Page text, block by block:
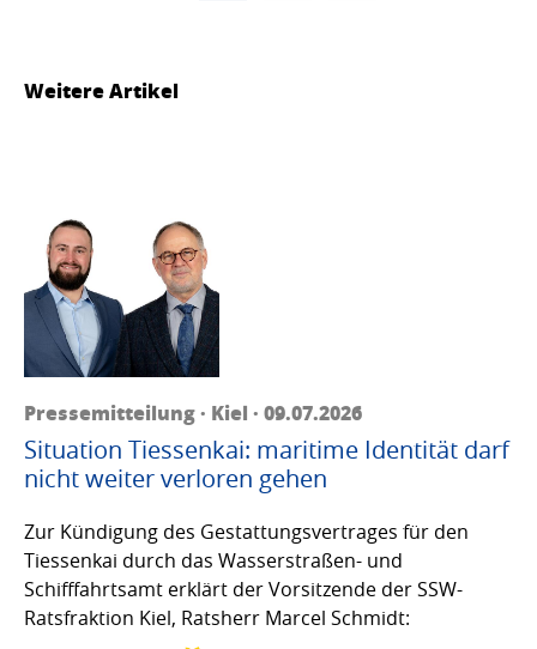
Weitere Artikel
Pressemitteilung · Kiel · 09.07.2026
Situation Tiessenkai: maritime Identität darf
nicht weiter verloren gehen
Zur Kündigung des Gestattungsvertrages für den
Tiessenkai durch das Wasserstraßen- und
Schifffahrtsamt erklärt der Vorsitzende der SSW-
Ratsfraktion Kiel, Ratsherr Marcel Schmidt: